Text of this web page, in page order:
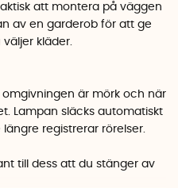
att montera på väggen
av en garderob för att ge
kläder.
är mörk och när
Lampan släcks automatiskt
registrerar rörelser.
till dess att du stänger av